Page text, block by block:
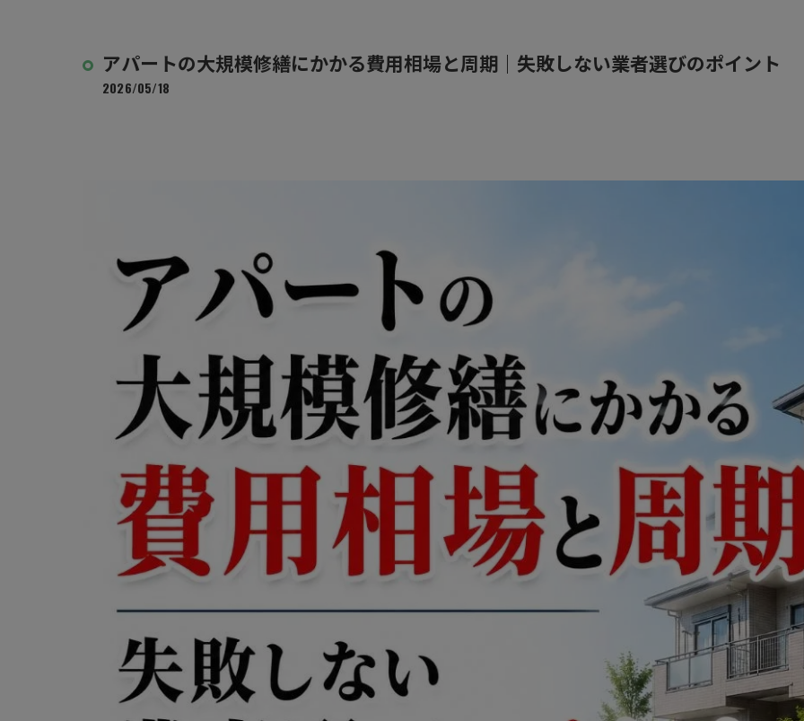
アパートの大規模修繕にかかる費用相場と周期｜失敗しない業者選びのポイント
2026/05/18